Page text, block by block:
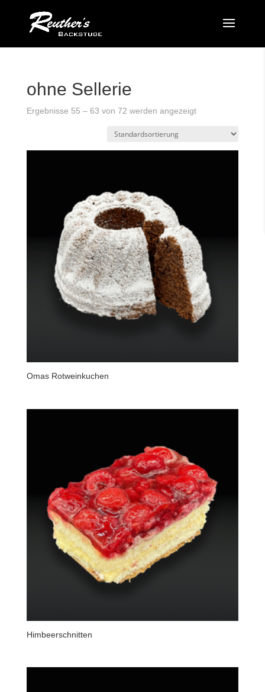
ohne Sellerie
Ergebnisse 55 – 63 von 72 werden angezeigt
Omas Rotweinkuchen
Himbeerschnitten